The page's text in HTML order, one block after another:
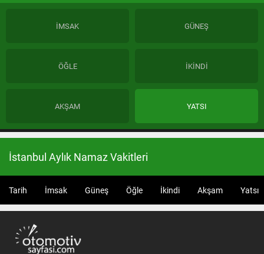
İMSAK GÜNEŞ
ÖĞLE İKİNDİ
AKŞAM YATSI
İstanbul Aylık Namaz Vakitleri
Tarih İmsak Güneş Öğle İkindi Akşam Yatsı